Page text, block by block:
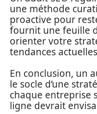
une méthode
proactive pour
fournit une feuille
orienter votre
tendances
En conclusion, un
le socle d’une
chaque entreprise
ligne devrait